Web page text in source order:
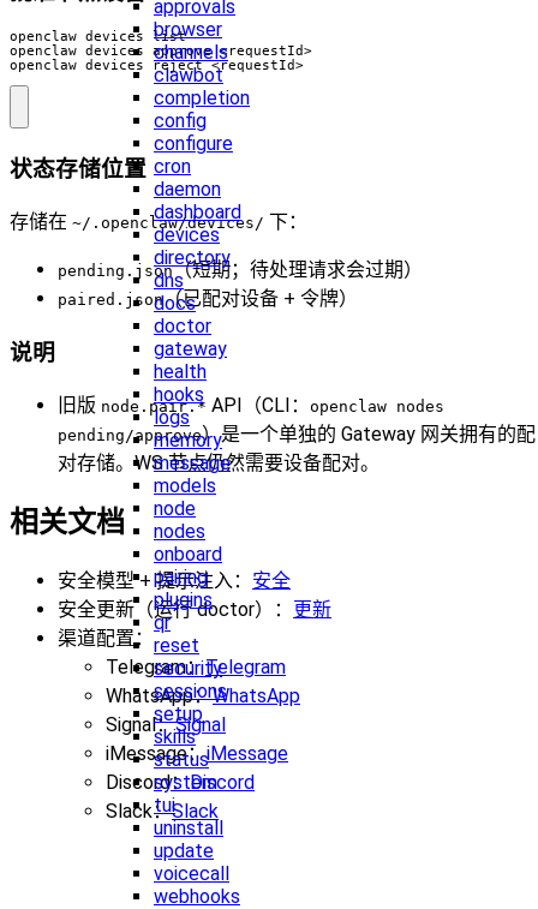
approvals
browser
channels
clawbot
completion
config
configure
cron
daemon
dashboard
devices
directory
dns
docs
doctor
gateway
health
hooks
logs
memory
message
models
node
nodes
onboard
pairing
plugins
qr
reset
security
sessions
setup
skills
status
system
tui
uninstall
update
voicecall
webhooks
openclaw devices reject <requestId>
状态存储位置
存储在 ~/.openclaw/devices/ 下：
pending.json（短期；待处理请求会过期）
paired.json（已配对设备 + 令牌）
说明
旧版 node.pair.* API（CLI：
openclaw nodes
pending/approve）是一个单独的 Gateway 网关拥有的配
对存储。WS 节点仍然需要设备配对。
相关文档
安全模型 + 提示注入： 安全
安全更新（运行 doctor）：
更新
渠道配置：
Telegram：Telegram
WhatsApp：WhatsApp
Signal：Signal
iMessage：iMessage
Discord：Discord
Slack：Slack